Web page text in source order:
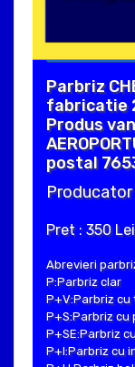
Parbriz
fabricatie
Produs
postal
Producator
Pret : 350 Lei
Abrevieri
P:Parbriz clar
P+V:Parbriz
P+S:Parbriz cu
P+SE:Parbriz
P+I:Parbriz cu